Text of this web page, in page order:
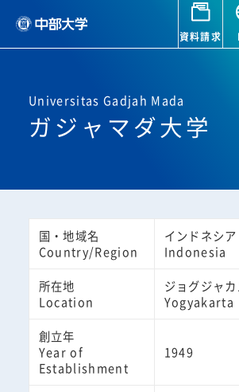
資料請求
Universitas Gadjah Mada
ガジャマダ大学
国・地域名
Country/Region
インドネシア
Indonesia
所在地
Location
ジョグジャ
Yogyakarta
創立年
Year of
Establishment
1949